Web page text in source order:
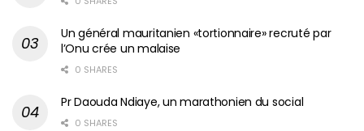
Un général mauritanien «tortionnaire» recruté par
l’Onu crée un malaise
0 SHARES
Pr Daouda Ndiaye, un marathonien du social
0 SHARES